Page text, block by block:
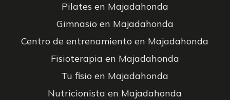
Pilates en Majadahonda
Gimnasio en Majadahonda
Centro de entrenamiento en Majadahonda
Fisioterapia en Majadahonda
Tu fisio en Majadahonda
Nutricionista en Majadahonda